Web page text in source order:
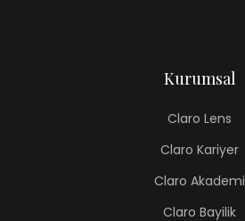
Kurumsal
Claro Lens
Claro Kariyer
Claro Akademi
Claro Bayilik